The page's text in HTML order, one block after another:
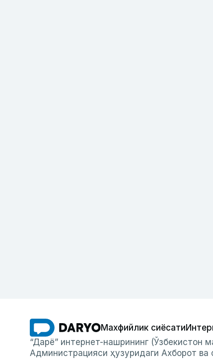
Махфийлик сиёсати
“Дарё” интернет-нашрининг (Ўзбекистон
Администрацияси ҳузуридаги Ахборот